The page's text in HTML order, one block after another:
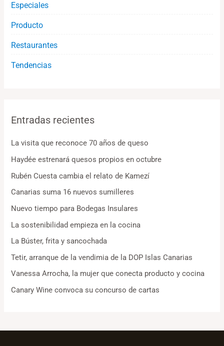
Especiales
Producto
Restaurantes
Tendencias
Entradas recientes
La visita que reconoce 70 años de queso
Haydée estrenará quesos propios en octubre
Rubén Cuesta cambia el relato de Kamezí
Canarias suma 16 nuevos sumilleres
Nuevo tiempo para Bodegas Insulares
La sostenibilidad empieza en la cocina
La Búster, frita y sancochada
Tetir, arranque de la vendimia de la DOP Islas Canarias
Vanessa Arrocha, la mujer que conecta producto y cocina
Canary Wine convoca su concurso de cartas